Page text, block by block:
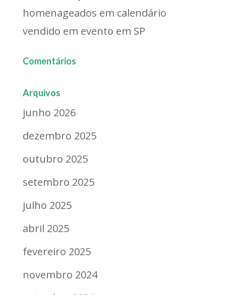
homenageados em calendário
vendido em evento em SP
Comentários
Arquivos
junho 2026
dezembro 2025
outubro 2025
setembro 2025
julho 2025
abril 2025
fevereiro 2025
novembro 2024